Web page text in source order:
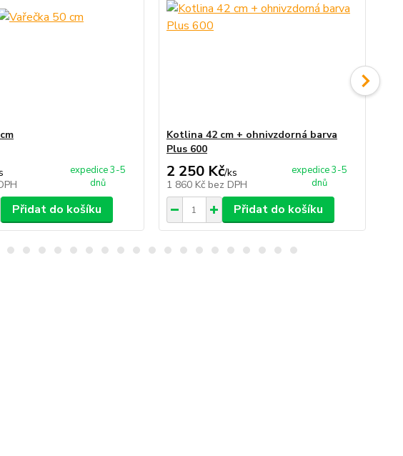
expedice 3-5
dnů
Přidat do košíku
Kotlina 42 cm + ohnivzdorná barva
Plus 600
2 250 Kč/ks
1 860 Kč bez DPH
expedice 3-5
dnů
Přidat do košíku